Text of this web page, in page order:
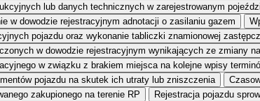
lub danych technicznych w zarejestrowanym
w dowodzie rejestracyjnym adnotacji o zasilaniu gazem
pojazdu oraz wykonanie tabliczki znamionowej
w dowodzie rejestracyjnym wynikających ze zmiany
w związku z brakiem miejsca na kolejne wpisy
pojazdu na skutek ich utraty lub zniszczenia
zakupionego na terenie RP
Rejestracja pojazdu